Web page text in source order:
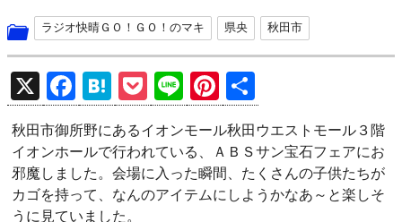
ラジオ快晴ＧＯ！ＧＯ！のマキ 県央 秋田市
X
F
a
ce
b
o
H
at
e
n
a
P
o
ck
et
Li
n
e
Pi
nt
er
es
t
有
秋田市御所野にあるイオンモール秋田ウエストモール３階
イオンホールで行われている、ＡＢＳサン宝石フェアにお
邪魔しました。会場に入った瞬間、たくさんの子供たちが
カゴを持って、なんのアイテムにしようかなあ～と楽しそ
うに見ていました。